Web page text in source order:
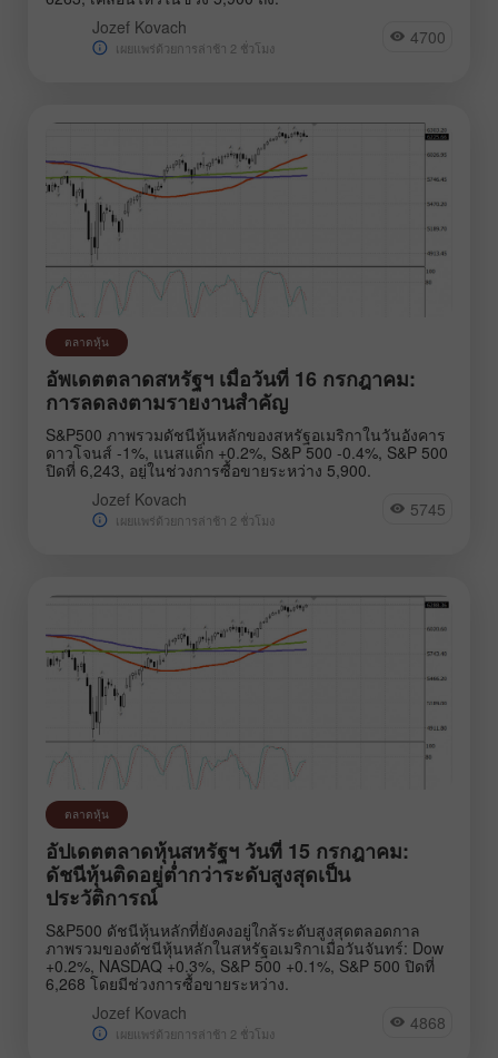
Jozef Kovach
เผยแพร่ด้วยการล่าช้า 2 ชั่วโมง 4700
ตลาดหุ้น
อัพเดตตลาดสหรัฐฯ เมื่อวันที่ 16 กรกฎาคม:
การลดลงตามรายงานสำคัญ
S&P500 ภาพรวมดัชนีหุ้นหลักของสหรัฐอเมริกาในวันอังคาร
ดาวโจนส์ -1%, แนสแด็ก +0.2%, S&P 500 -0.4%, S&P 500
ปิดที่ 6,243, อยู่ในช่วงการซื้อขายระหว่าง 5,900.
Jozef Kovach
เผยแพร่ด้วยการล่าช้า 2 ชั่วโมง 5745
ตลาดหุ้น
อัปเดตตลาดหุ้นสหรัฐฯ วันที่ 15 กรกฎาคม:
ดัชนีหุ้นติดอยู่ต่ำกว่าระดับสูงสุดเป็น
ประวัติการณ์
S&P500 ดัชนีหุ้นหลักที่ยังคงอยู่ใกล้ระดับสูงสุดตลอดกาล
ภาพรวมของดัชนีหุ้นหลักในสหรัฐอเมริกาเมื่อวันจันทร์: Dow
+0.2%, NASDAQ +0.3%, S&P 500 +0.1%, S&P 500 ปิดที่
6,268 โดยมีช่วงการซื้อขายระหว่าง.
Jozef Kovach
เผยแพร่ด้วยการล่าช้า 2 ชั่วโมง 4868